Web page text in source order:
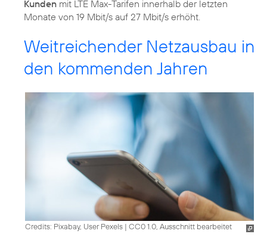
Kunden mit LTE Max-Tarifen innerhalb der letzten
Monate von 19 Mbit/s auf 27 Mbit/s erhöht.
Weitreichender Netzausbau in
den kommenden Jahren
Credits: Pixabay, User Pexels | CC0 1.0, Ausschnitt bearbeitet